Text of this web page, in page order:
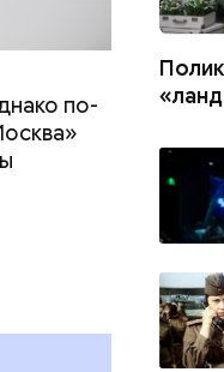
День тульского
День сидения на
подоконниках:
праздники
и мире 2 августа
по-